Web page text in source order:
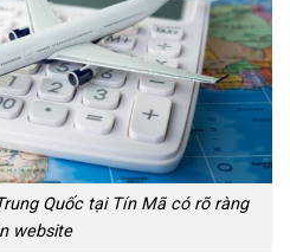
Quốc tại Tín Mã có rõ ràng
website